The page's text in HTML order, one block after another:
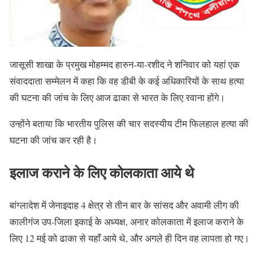
जासूसी शाखा के प्रमुख मोहम्मद हारुन-या-रशीद ने शनिवार को यहां एक
संवाददाता सम्मेलन में कहा कि वह डीबी के कई अधिकारियों के साथ हत्या
की घटना की जांच के लिए आज ढाका से भारत के लिए रवाना होंगे।
उन्होंने बताया कि भारतीय पुलिस की चार सदस्यीय टीम फिलहाल हत्या की
घटना की जांच कर रही है।
इलाज कराने के लिए कोलकाता आये थे
बांग्लादेश में जेनाइदाह 4 क्षेत्र से तीन बार के सांसद और अवामी लीग की
कालीगंज उप-जिला इकाई के अध्यक्ष, अनार कोलकाता में इलाज कराने के
लिए 12 मई को ढाका से यहाँ आये थे, और अगले ही दिन वह लापता हो गए।